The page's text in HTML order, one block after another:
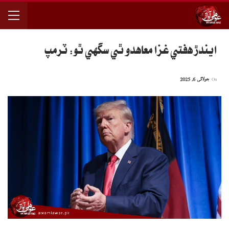
ايندڙ هفتي غزا معاهدو ٿي سگهي ٿو: ٽرمپ
جولائی 6, 2025